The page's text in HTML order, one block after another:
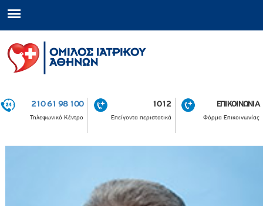
210 61 98 100
Τηλεφωνικό Κέντρο
1012
Επείγοντα περιστατικά
ΕΠΙΚΟΙΝΩΝΙΑ
Φόρμα Επικοινωνίας